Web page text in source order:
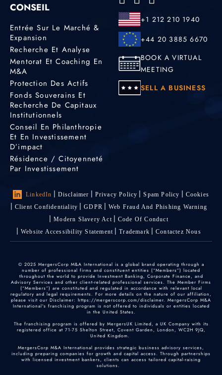
CONSEIL
Entrée Sur Le Marché &
Expansion
Recherche Et Analyse
Mentorat Et Coaching En
M&A
Protection Des Actifs
Fonds Souverains Et
Recherche De Capitaux
Institutionnels
Conseil En Philanthropie
Et En Investissement
D’impact
Résidence / Citoyenneté
Par Investissement
+1 212 210 1940
+44 20 3885 6670
BOOK A VIRTUAL
MEETING
SELL A BUSINESS
LinkedIn Disclaimer Privacy Policy Spam Policy
Cookies
Client Confidentiality
GDPR
Web Fraud And Phishing Warning
Modern Slavery Act
Code Of Conduct
Website Accessibility Statement
Trademark Contactez Nous
© 2025 MergersCorp M&A International is a global brand operating through a
number of professional firms and constituent entities (“Members”) located
throughout the world to provide Investment Banking, Corporate Finance, and
Advisory Services and other client-related professional services. The Member Firms
(“Members”) are constituted and regulated in accordance with relevant local
regulatory and legal requirements. For more details on the nature of our affiliation,
please visit our Disclaimer: https://mergerscorp.com/disclaimer. MergersCorp M&A
International's franchising program is not offered to individuals or entities located
in the United States.
The franchising program is offered by MergersUK Limited, a UK Company with its
registered office at 71-75 Shelton Street, Covent Garden, London, WC2H 9JQ,
United Kingdom.
MergersCorp M&A International provides strategic business advisory services,
including preparing companies for growth and capital access. Through partnerships
with licensed investment bankers, clients can access tailored capital-raising
solutions.